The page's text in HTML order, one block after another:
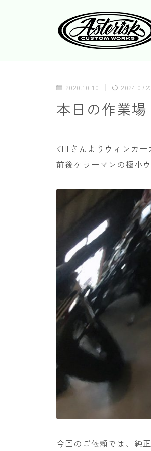
2020.10.10
本日の作業場
K田さんよりウィンカー
前後ケラーマンの極小
今回のご依頼では、純